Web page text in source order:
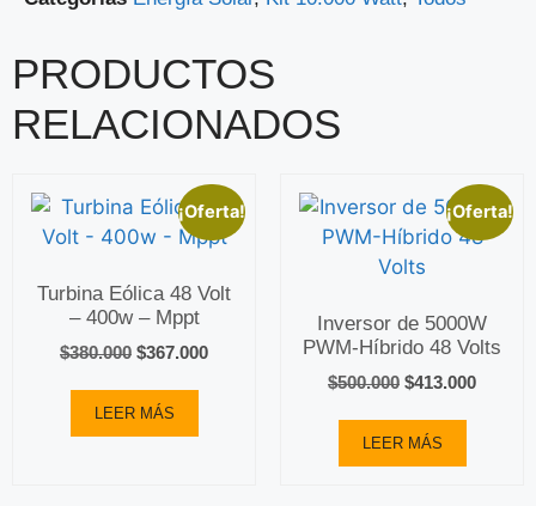
PRODUCTOS
RELACIONADOS
¡Oferta!
Turbina Eólica 48 Volt
– 400w – Mppt
$380.000 $367.000
LEER MÁS
¡Oferta!
Inversor de 5000W
PWM-Híbrido 48 Volts
$500.000 $413.000
LEER MÁS